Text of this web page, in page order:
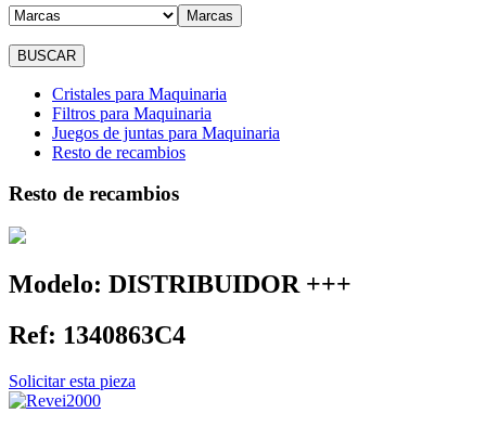
Marcas
Cristales para Maquinaria
Filtros para Maquinaria
Juegos de juntas para Maquinaria
Resto de recambios
Resto de recambios
Modelo: DISTRIBUIDOR +++
Ref: 1340863C4
Solicitar esta pieza